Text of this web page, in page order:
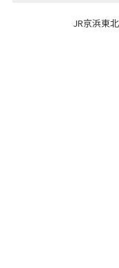
JR京浜東